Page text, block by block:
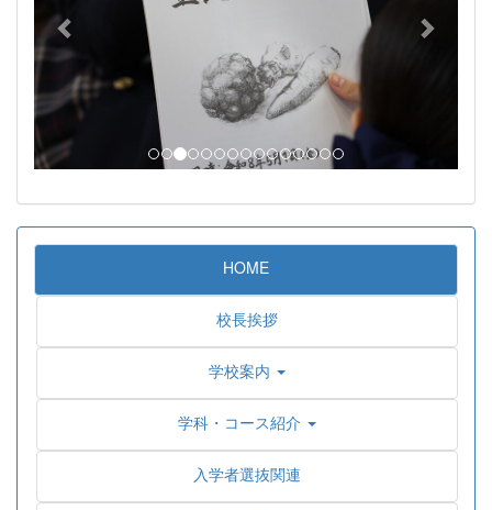
o
u
s
HOME
校長挨拶
学校案内
学科・コース紹介
入学者選抜関連